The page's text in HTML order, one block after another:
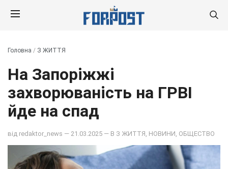
Головна / З ЖИТТЯ
На Запоріжжі
захворюваність на ГРВІ
йде на спад
від redaktor_news — 21.03.2025 — В З ЖИТТЯ НОВИНИ ОБЩЕСТВО